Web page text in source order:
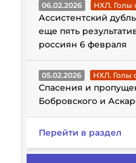
06.02.2026 НХЛ. Голы
Ассистентский
еще пять
россиян 6 февраля
05.02.2026 НХЛ. Голы
Спасения и
Бобровского и
Перейти в раздел